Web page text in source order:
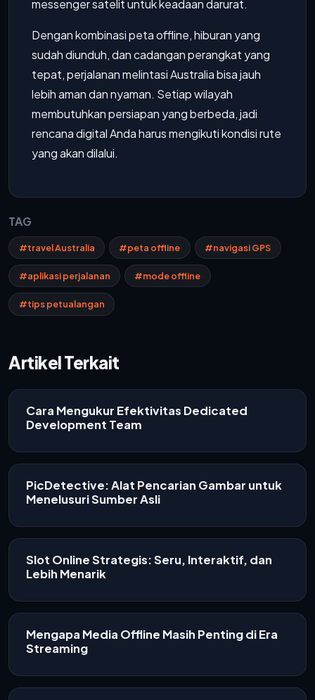
messenger satelit untuk keadaan darurat.
Dengan kombinasi peta offline, hiburan yang
sudah diunduh, dan cadangan perangkat yang
tepat, perjalanan melintasi Australia bisa jauh
lebih aman dan nyaman. Setiap wilayah
membutuhkan persiapan yang berbeda, jadi
rencana digital Anda harus mengikuti kondisi rute
yang akan dilalui.
TAG
#travel Australia #peta offline #navigasi GPS
#aplikasi perjalanan #mode offline
#tips petualangan
Artikel Terkait
Cara Mengukur Efektivitas Dedicated
Development Team
PicDetective: Alat Pencarian Gambar untuk
Menelusuri Sumber Asli
Slot Online Strategis: Seru, Interaktif, dan
Lebih Menarik
Mengapa Media Offline Masih Penting di Era
Streaming